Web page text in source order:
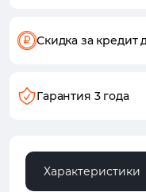
Скидка за кредит
Гарантия 3 года
Характеристики